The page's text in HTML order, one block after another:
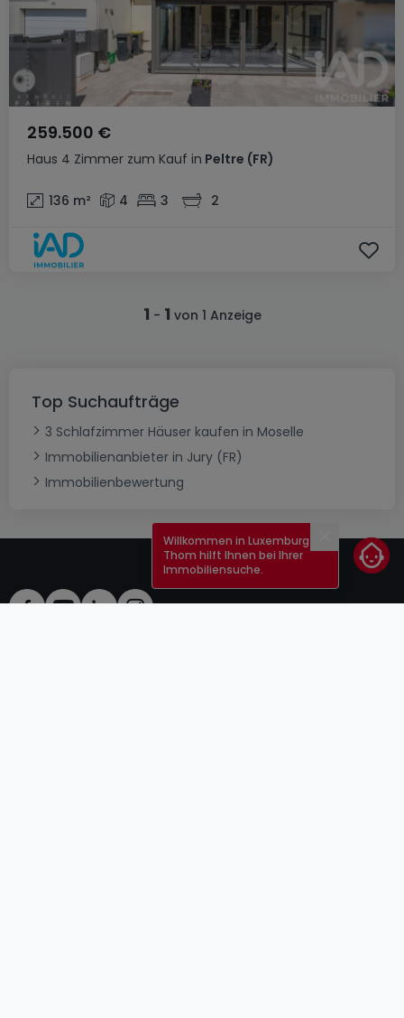
Haus 4 Zimmer zum Kauf in Peltre (FR)
259.500 €
136 m² 4 3 2
1 - 1 von 1 Anzeige
Top Suchaufträge
3 Schlafzimmer Häuser kaufen in Moselle
Immobilienanbieter in Jury (FR)
Immobilienbewertung
Schließen
Willkommen in Luxemburg!
Thom hilft Ihnen bei Ihrer
Immobiliensuche.